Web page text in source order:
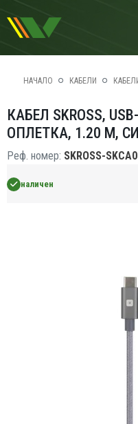
НАЧАЛО КАБЕЛИ
КАБЕЛ SKROSS,
ОПЛЕТКА, 1.20 М,
Реф. номер: SKROSS-
наличен